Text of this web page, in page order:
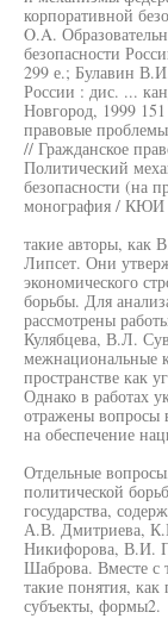
корпоративной
O.A.
безопасности
299 е.; Булавин
России : дис. ...
Новгород, 1999
правовые
// Гражданское
Политический
безопасности (на
монография / КЮИ
такие авторы,
Липсет. Они
экономического
борьбы. Для
рассмотрены
Кулябцева, В.Л.
межнациональные
пространстве как
Однако в работах
отражены вопросы
на обеспечение
Отдельные
политической
государства,
А.В. Дмитриева,
Никифорова, В.И.
Шаброва. Вместе с
такие понятия, как
субъекты, формы2.